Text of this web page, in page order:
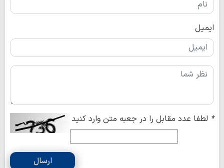
ایمیل
* لطفا عدد مقابل را در جعبه متن وارد کنید
ارسال